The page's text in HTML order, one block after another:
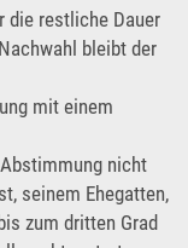
die restliche Dauer
bleibt der
mit einem
nicht
seinem Ehegatten,
zum dritten Grad